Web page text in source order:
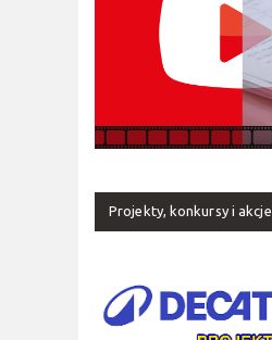
Projekty, konkursy i akcje